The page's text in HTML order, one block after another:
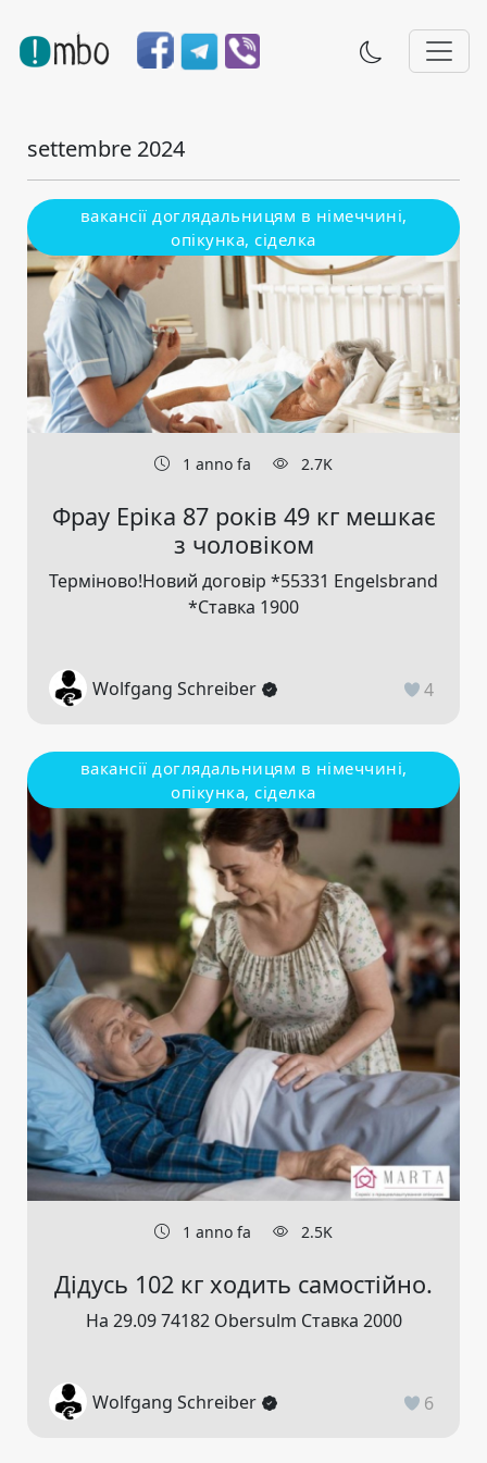
settembre 2024
вакансії доглядальницям в німеччині,
опікунка, сіделка
1 anno fa 2.7K
Фрау Еріка 87 років 49 кг мешкає
з чоловіком
Терміново!Новий договір *55331 Engelsbrand
*Ставка 1900
Wolfgang Schreiber 4
вакансії доглядальницям в німеччині,
опікунка, сіделка
1 anno fa 2.5K
Дідусь 102 кг ходить самостійно.
На 29.09 74182 Obersulm Ставка 2000
Wolfgang Schreiber 6